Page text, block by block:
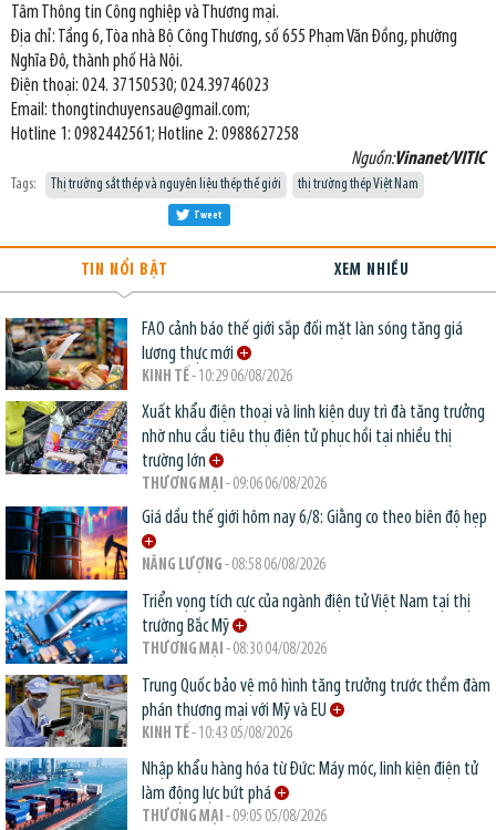
Tâm Thông tin Công nghiệp và Thương mại.
Địa chỉ: Tầng 6, Tòa nhà Bộ Công Thương, số 655 Phạm Văn Đồng, phường
Nghĩa Đô, thành phố Hà Nội.
Điện thoại: 024. 37150530; 024.39746023
Email: thongtinchuyensau@gmail.com;
Hotline 1: 0982442561; Hotline 2: 0988627258
Nguồn:Vinanet/VITIC
Tags: Thị trường sắt thép và nguyên liệu thép thế giới thị trường thép Việt Nam
Tweet
TIN NỔI BẬT XEM NHIỀU
FAO cảnh báo thế giới sắp đối mặt làn sóng tăng giá
lương thực mới
KINH TẾ- 10:29 06/08/2026
Xuất khẩu điện thoại và linh kiện duy trì đà tăng trưởng
nhờ nhu cầu tiêu thụ điện tử phục hồi tại nhiều thị
trường lớn
THƯƠNG MẠI - 09:06 06/08/2026
Giá dầu thế giới hôm nay 6/8: Giằng co theo biên độ hẹp
NĂNG LƯỢNG - 08:58 06/08/2026
Triển vọng tích cực của ngành điện tử Việt Nam tại thị
trường Bắc Mỹ
THƯƠNG MẠI - 08:30 04/08/2026
Trung Quốc bảo vệ mô hình tăng trưởng trước thềm đàm
phán thương mại với Mỹ và EU
KINH TẾ- 10:43 05/08/2026
Nhập khẩu hàng hóa từ Đức: Máy móc, linh kiện điện tử
làm động lực bứt phá
THƯƠNG MẠI - 09:05 05/08/2026